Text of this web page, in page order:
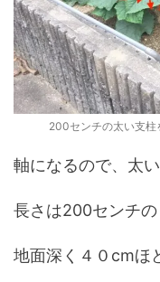
200センチの太い支柱
軸になるので、太
長さは200センチの
地面深く４０cmほ